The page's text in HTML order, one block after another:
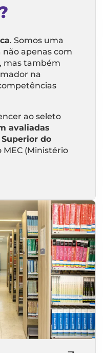
. Somos uma
apenas com
mas também
na
ao seleto
avaliadas
do
MEC (Ministério